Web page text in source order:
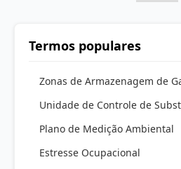
Termos populares
Zonas de Armazenagem de
Unidade de Controle de
Plano de Medição Ambiental
Estresse Ocupacional